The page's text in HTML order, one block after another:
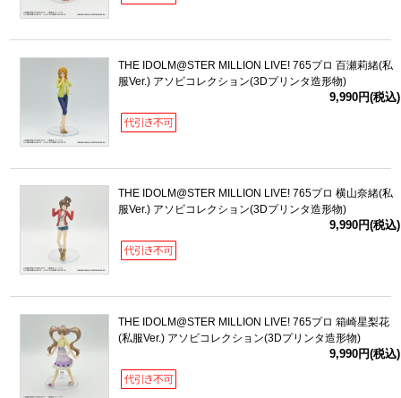
THE IDOLM@STER MILLION LIVE! 765プロ 百瀬莉緒(私
服Ver.) アソビコレクション(3Dプリンタ造形物)
9,990円(税込)
THE IDOLM@STER MILLION LIVE! 765プロ 横山奈緒(私
服Ver.) アソビコレクション(3Dプリンタ造形物)
9,990円(税込)
THE IDOLM@STER MILLION LIVE! 765プロ 箱崎星梨花
(私服Ver.) アソビコレクション(3Dプリンタ造形物)
9,990円(税込)